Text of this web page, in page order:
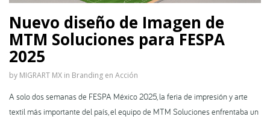
Nuevo diseño de Imagen de
MTM Soluciones para FESPA
2025
by MIGRART MX in Branding en Acción
A solo dos semanas de FESPA México 2025, la feria de impresión y arte
textil más importante del país, el equipo de MTM Soluciones enfrentaba un